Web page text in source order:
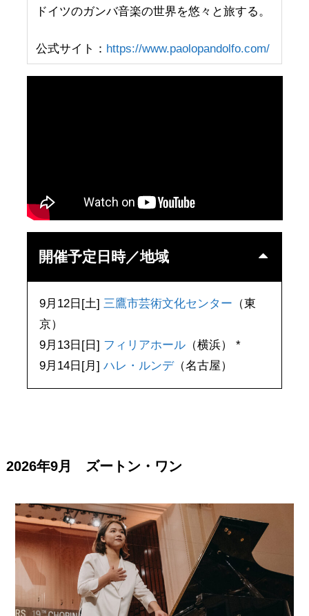
ドイツのガンバ音楽の世界を悠々と旅する。
公式サイト： https://www.paolopandolfo.com/
開催予定日時／地域
9月12日[土] 三鷹市芸術文化センター （東
京）
9月13日[日] フィリアホール（横浜） *
9月14日[月] ハレ・ルンデ（名古屋）
2026年9月 ズートン・ワン